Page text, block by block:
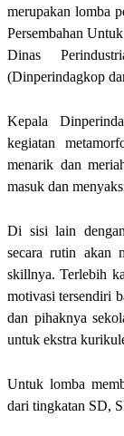
merupakan lomba
Persembahan
Dinas
(Dinperindagkop
Kepala
kegiatan
menarik dan
masuk dan
Di sisi lain
secara rutin akan
skillnya. Terlebih
motivasi tersendiri
dan pihaknya
untuk ekstra
Untuk lomba
dari tingkatan SD,